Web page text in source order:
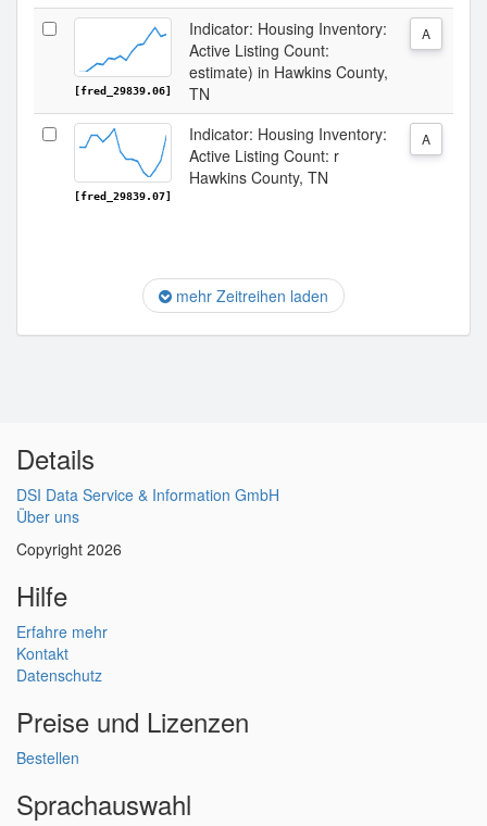
[fred_29839.06]
Indicator: Housing Inventory:
Active Listing Count:
estimate) in Hawkins County,
TN
A
[fred_29839.07]
Indicator: Housing Inventory:
Active Listing Count: r
Hawkins County, TN
A
mehr Zeitreihen laden
Details
DSI Data Service & Information GmbH
Über uns
Copyright 2026
Hilfe
Erfahre mehr
Kontakt
Datenschutz
Preise und Lizenzen
Bestellen
Sprachauswahl